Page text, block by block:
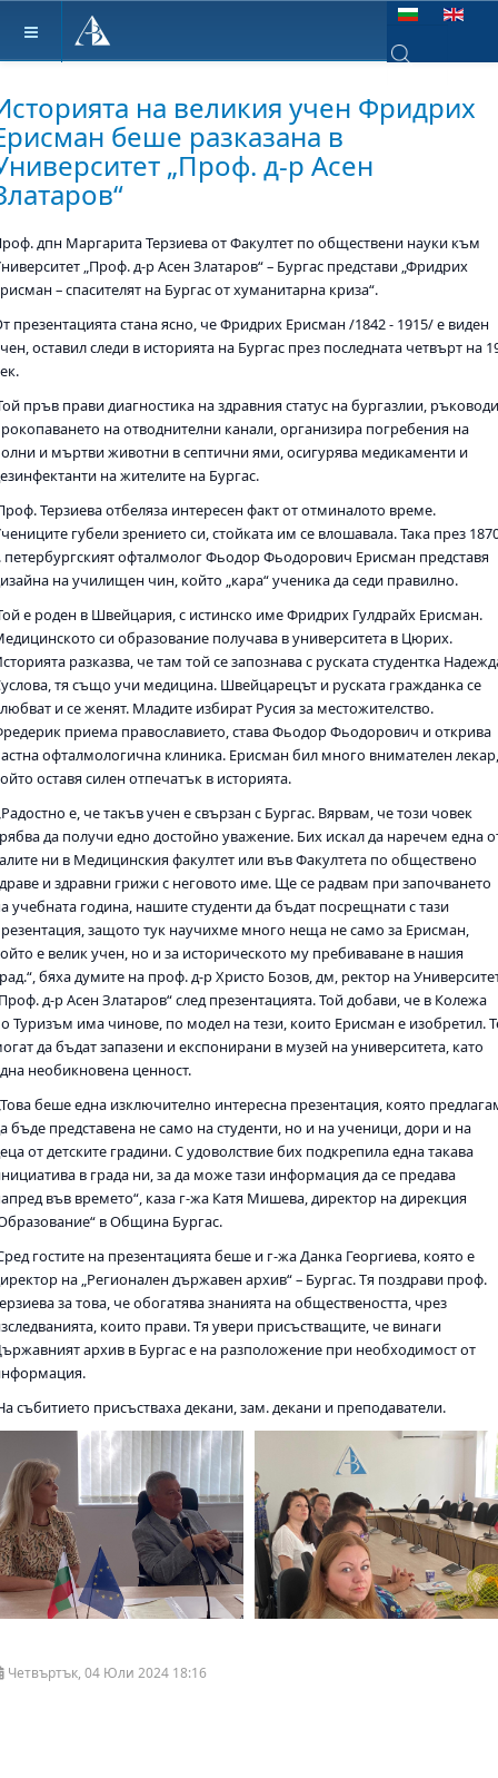
Изберете език
на великия учен Фридрих
беше разказана в
„Проф. д-р Асен
дпн Маргарита Терзиева от Факултет по обществени науки към
„Проф. д-р Асен Златаров“ – Бургас представи „Фридрих
– спасителят на Бургас от хуманитарна криза“.
презентацията стана ясно, че Фридрих Ерисман /1842 - 1915/ е виден
оставил следи в историята на Бургас през последната четвърт на
пръв прави диагностика на здравния статус на бургазлии,
на отводнителни канали, организира погребения на
и мъртви животни в септични ями, осигурява медикаменти и
на жителите на Бургас.
Терзиева отбеляза интересен факт от отминалото време.
губели зрението си, стойката им се влошавала. Така през
петербургският офталмолог Фьодор Фьодорович Ерисман представя
на училищен чин, който „кара“ ученика да седи правилно.
е роден в Швейцария, с истинско име Фридрих Гулдрайх Ерисман.
си образование получава в университета в Цюрих.
разказва, че там той се запознава с руската студентка
тя също учи медицина. Швейцарецът и руската гражданка се
и се женят. Младите избират Русия за местожителство.
приема православието, става Фьодор Фьодорович и открива
офталмологична клиника. Ерисман бил много внимателен
оставя силен отпечатък в историята.
е, че такъв учен е свързан с Бургас. Вярвам, че този човек
да получи едно достойно уважение. Бих искал да наречем една
ни в Медицинския факултет или във Факултета по обществено
и здравни грижи с неговото име. Ще се радвам при започването
учебната година, нашите студенти да бъдат посрещнати с тази
защото тук научихме много неща не само за Ерисман,
е велик учен, но и за историческото му пребиваване в нашия
бяха думите на проф. д-р Христо Бозов, дм, ректор на
д-р Асен Златаров“ след презентацията. Той добави, че в Колежа
Туризъм има чинове, по модел на тези, които Ерисман е изобретил.
да бъдат запазени и експонирани в музей на университета, като
необикновена ценност.
беше една изключително интересна презентация, която
бъде представена не само на студенти, но и на ученици, дори и на
от детските градини. С удоволствие бих подкрепила една такава
в града ни, за да може тази информация да се предава
във времето“, каза г-жа Катя Мишева, директор на дирекция
в Община Бургас.
гостите на презентацията беше и г-жа Данка Георгиева, която е
на „Регионален държавен архив“ – Бургас. Тя поздрави проф.
за това, че обогатява знанията на обществеността, чрез
които прави. Тя увери присъстващите, че винаги
архив в Бургас е на разположение при необходимост от
събитието присъстваха декани, зам. декани и преподаватели.
Четвъртък, 04 Юли 2024 18:16